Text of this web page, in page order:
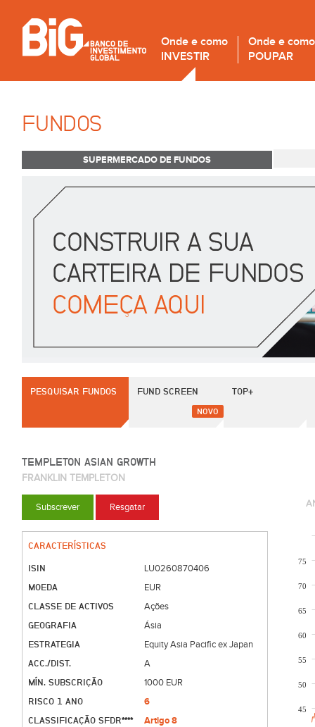
Onde e como
INVESTIR
Onde e como
POUPAR
FUNDOS
SUPERMERCADO DE FUNDOS
PESQUISAR FUNDOS FUND SCREEN
NOVO
TOP+
TEMPLETON ASIAN GROWTH
FRANKLIN TEMPLETON
Subscrever Resgatar
CARACTERÍSTICAS
ISIN
LU0260870406
MOEDA
EUR
CLASSE DE ACTIVOS
Ações
GEOGRAFIA
Ásia
ESTRATEGIA
Equity Asia Pacific ex Japan
ACC./DIST.
A
MÍN. SUBSCRIÇÃO
1000 EUR
RISCO 1 ANO
6
CLASSIFICAÇÃO SFDR****
Artigo 8
45
50
55
60
65
70
75